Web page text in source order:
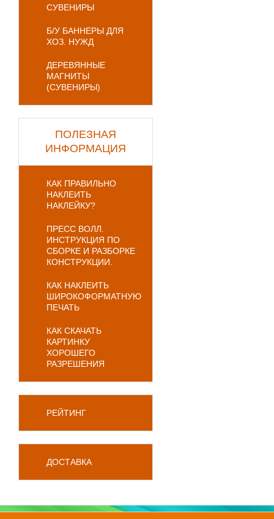
СУВЕНИРЫ
Б/У БАННЕРЫ ДЛЯ
ХОЗ. НУЖД
ДЕРЕВЯННЫЕ
МАГНИТЫ
(СУВЕНИРЫ)
ПОЛЕЗНАЯ
ИНФОРМАЦИЯ
КАК ПРАВИЛЬНО
НАКЛЕИТЬ
НАКЛЕЙКУ?
ПРЕСС ВОЛЛ.
ИНСТРУКЦИЯ ПО
СБОРКЕ И РАЗБОРКЕ
КОНСТРУКЦИИ.
КАК НАКЛЕИТЬ
ШИРОКОФОРМАТНУЮ
ПЕЧАТЬ
КАК СКАЧАТЬ
КАРТИНКУ
ХОРОШЕГО
РАЗРЕШЕНИЯ
РЕЙТИНГ
ДОСТАВКА